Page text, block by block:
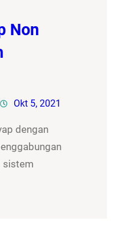
Non
Okt 5, 2021
dengan
sistem